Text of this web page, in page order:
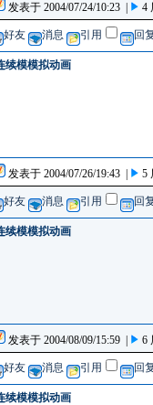
发表于 2004/07/24/10:23 | 4
好友 消息 引用 回
续模模拟动画
发表于 2004/07/26/19:43 | 5
好友 消息 引用 回
续模模拟动画
发表于 2004/08/09/15:59 | 6
好友 消息 引用 回
续模模拟动画